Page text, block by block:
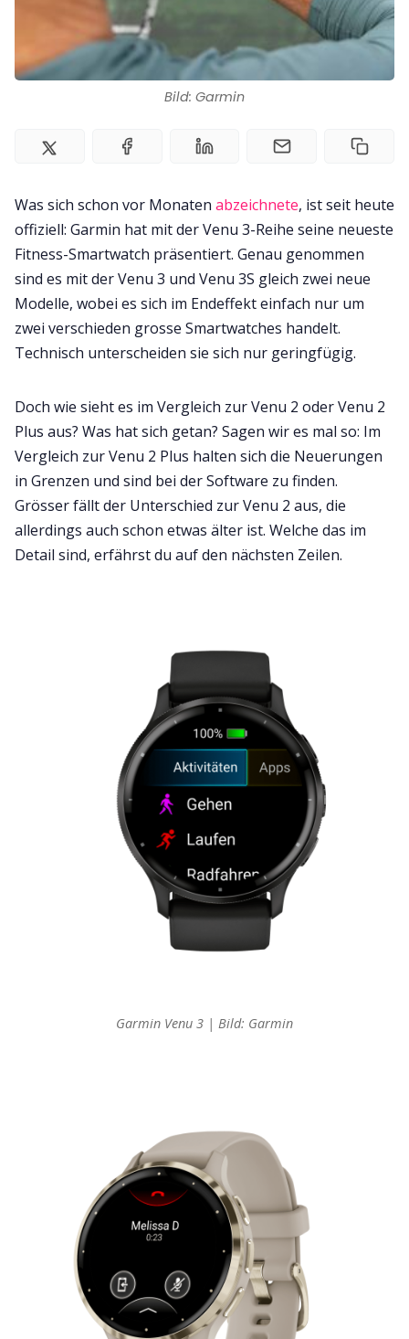
Impressum
Bild: Garmin
Was sich schon vor Monaten abzeichnete, ist seit heute
offiziell: Garmin hat mit der Venu 3-Reihe seine neueste
Fitness-Smartwatch präsentiert. Genau genommen
sind es mit der Venu 3 und Venu 3S gleich zwei neue
Modelle, wobei es sich im Endeffekt einfach nur um
zwei verschieden grosse Smartwatches handelt.
Technisch unterscheiden sie sich nur geringfügig.
Doch wie sieht es im Vergleich zur Venu 2 oder Venu 2
Plus aus? Was hat sich getan? Sagen wir es mal so: Im
Vergleich zur Venu 2 Plus halten sich die Neuerungen
in Grenzen und sind bei der Software zu finden.
Grösser fällt der Unterschied zur Venu 2 aus, die
allerdings auch schon etwas älter ist. Welche das im
Detail sind, erfährst du auf den nächsten Zeilen.
Garmin Venu 3 | Bild: Garmin